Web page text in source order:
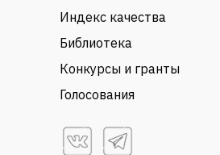
Индекс качества
Библиотека
Конкурсы и гранты
Голосования